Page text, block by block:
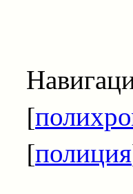
[
[полиция